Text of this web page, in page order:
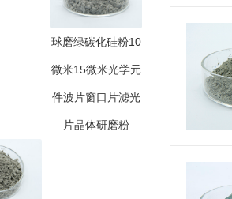
球磨绿碳化硅粉10
微米15微米光学元
件波片窗口片滤光
片晶体研磨粉